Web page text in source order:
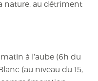
nature, au détriment
à l’aube (6h du
(au niveau du 15,